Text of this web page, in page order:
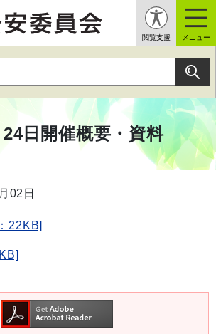
閲覧支援 メニュー
日開催概要・資料
02日
22KB]